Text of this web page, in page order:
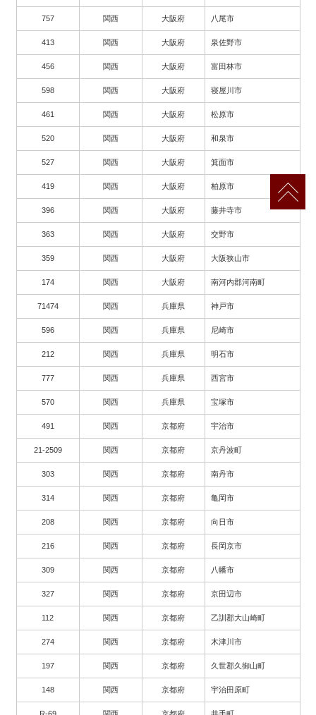
757 関西 大阪府 八尾市
413 関西 大阪府 泉佐野市
456 関西 大阪府 富田林市
598 関西 大阪府 寝屋川市
461 関西 大阪府 松原市
520 関西 大阪府 和泉市
527 関西 大阪府 箕面市
419 関西 大阪府 柏原市
396 関西 大阪府 藤井寺市
363 関西 大阪府 交野市
359 関西 大阪府 大阪狭山市
174 関西 大阪府 南河内郡河南町
71474 関西 兵庫県 神戸市
596 関西 兵庫県 尼崎市
212 関西 兵庫県 明石市
777 関西 兵庫県 西宮市
570 関西 兵庫県 宝塚市
491 関西 京都府 宇治市
21-2509 関西 京都府 京丹波町
303 関西 京都府 南丹市
314 関西 京都府 亀岡市
208 関西 京都府 向日市
216 関西 京都府 長岡京市
309 関西 京都府 八幡市
327 関西 京都府 京田辺市
112 関西 京都府 乙訓郡大山崎町
274 関西 京都府 木津川市
197 関西 京都府 久世郡久御山町
148 関西 京都府 宇治田原町